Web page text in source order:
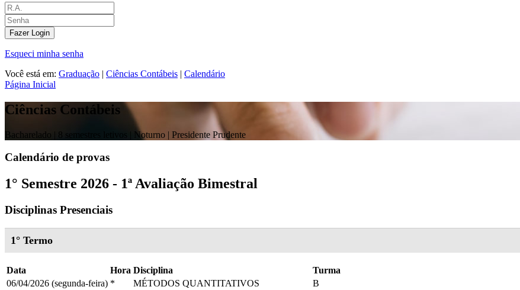
Fazer Login
Esqueci minha senha
Você está em: Graduação | Ciências Contábeis | Calendário
Página Inicial
Ciências Contábeis
Bacharelado | 8 semestres letivos | Noturno | Presidente Prudente
Calendário de provas
1° Semestre 2026 - 1ª Avaliação Bimestral
Disciplinas Presenciais
1° Termo
Data Hora Disciplina
Turma
06/04/2026 (segunda-feira) * MÉTODOS QUANTITATIVOS
B